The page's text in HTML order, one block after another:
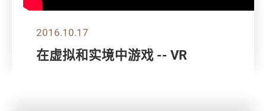
2016.10.17
在虚拟和实境中游戏 -- VR